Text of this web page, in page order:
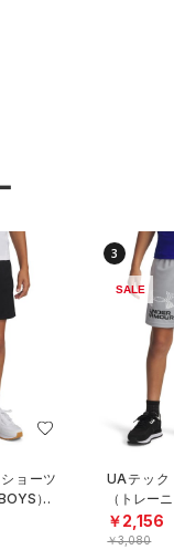
ョーツ
）
3
SALE
UAテック
（トレー
￥2,156
￥3,080